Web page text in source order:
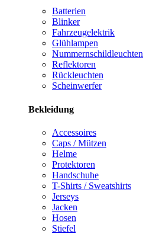
Batterien
Blinker
Fahrzeugelektrik
Glühlampen
Nummernschildleuchten
Reflektoren
Rückleuchten
Scheinwerfer
Bekleidung
Accessoires
Caps / Mützen
Helme
Protektoren
Handschuhe
T-Shirts / Sweatshirts
Jerseys
Jacken
Hosen
Stiefel